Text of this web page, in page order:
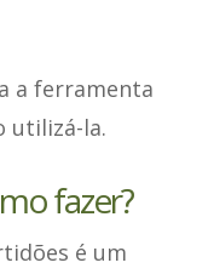
a ferramenta
utilizá-la.
fazer?
é um